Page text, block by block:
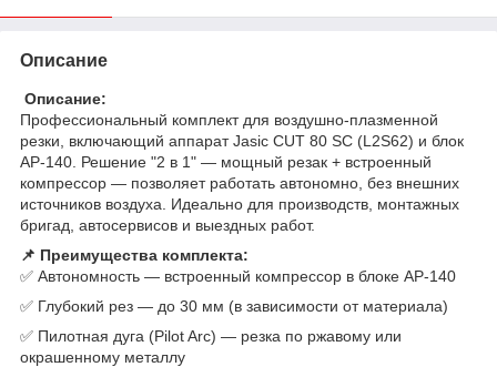
Описание
Описание:
Профессиональный комплект для воздушно-плазменной
резки, включающий аппарат Jasic CUT 80 SC (L2S62) и блок
AP-140. Решение "2 в 1" — мощный резак + встроенный
компрессор — позволяет работать автономно, без внешних
источников воздуха. Идеально для производств, монтажных
бригад, автосервисов и выездных работ.
📌 Преимущества комплекта:
✅ Автономность — встроенный компрессор в блоке AP-140
✅ Глубокий рез — до 30 мм (в зависимости от материала)
✅ Пилотная дуга (Pilot Arc) — резка по ржавому или
окрашенному металлу